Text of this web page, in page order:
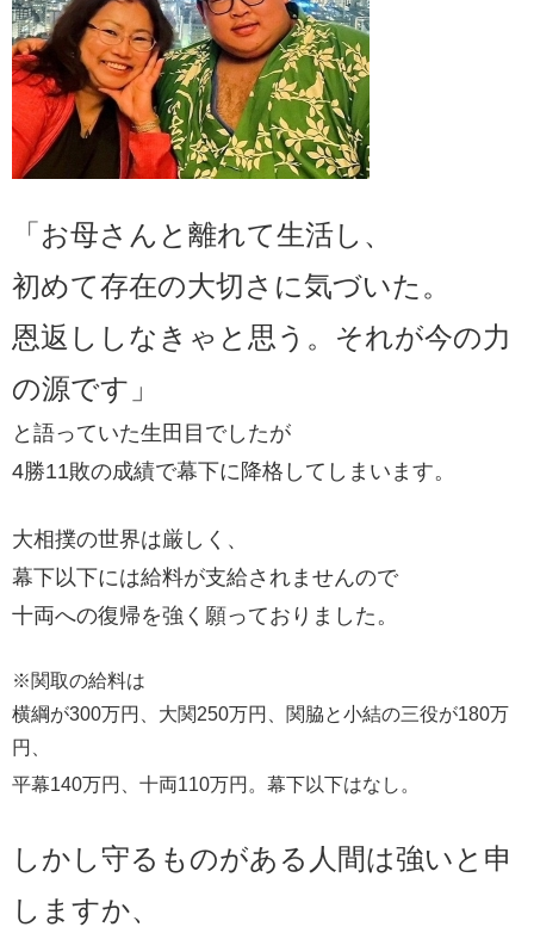
「お母さんと離れて生活し、
初めて存在の大切さに気づいた。
恩返ししなきゃと思う。それが今の力
の源です」
と語っていた生田目でしたが
4勝11敗の成績で幕下に降格してしまいます。
大相撲の世界は厳しく、
幕下以下には給料が支給されませんので
十両への復帰を強く願っておりました。
※関取の給料は
横綱が300万円、大関250万円、関脇と小結の三役が180万
円、
平幕140万円、十両110万円。幕下以下はなし。
しかし守るものがある人間は強いと申
しますか、